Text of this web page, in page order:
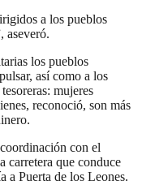
a los pueblos
aseveró.
los pueblos
así como a los
mujeres
reconoció, son más
con el
carretera que conduce
a Puerta de los Leones.